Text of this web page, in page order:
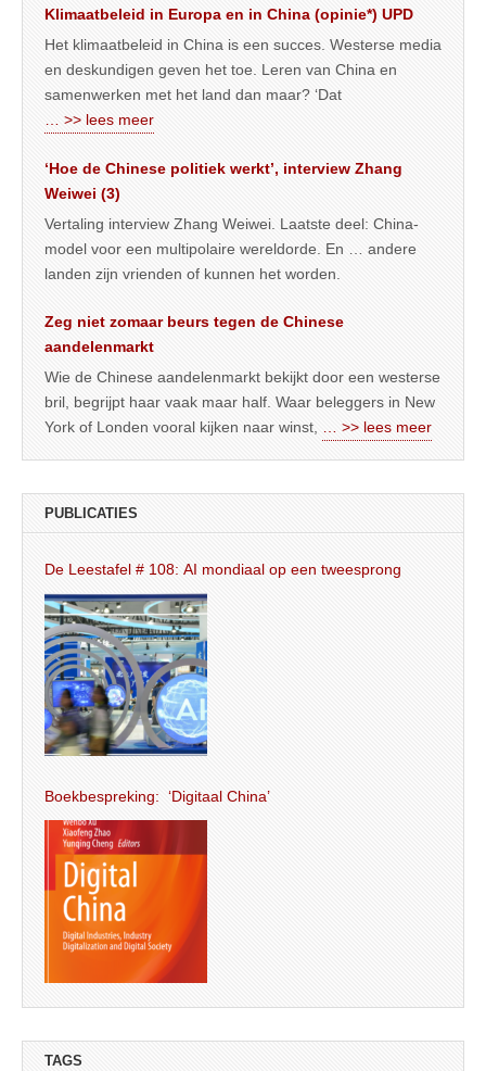
Klimaatbeleid in Europa en in China (opinie*) UPD
Het klimaatbeleid in China is een succes. Westerse media
en deskundigen geven het toe. Leren van China en
samenwerken met het land dan maar? ‘Dat
… >> lees meer
‘Hoe de Chinese politiek werkt’, interview Zhang
Weiwei (3)
Vertaling interview Zhang Weiwei. Laatste deel: China-
model voor een multipolaire wereldorde. En … andere
landen zijn vrienden of kunnen het worden.
Zeg niet zomaar beurs tegen de Chinese
aandelenmarkt
Wie de Chinese aandelenmarkt bekijkt door een westerse
bril, begrijpt haar vaak maar half. Waar beleggers in New
York of Londen vooral kijken naar winst, … >> lees meer
PUBLICATIES
De Leestafel # 108: AI mondiaal op een tweesprong
Boekbespreking: ‘Digitaal China’
TAGS